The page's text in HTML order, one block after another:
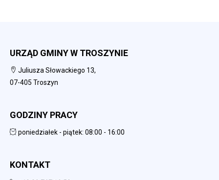
URZĄD GMINY W TROSZYNIE
Juliusza Słowackiego 13,
07-405 Troszyn
GODZINY PRACY
poniedziałek - piątek: 08:00 - 16:00
KONTAKT